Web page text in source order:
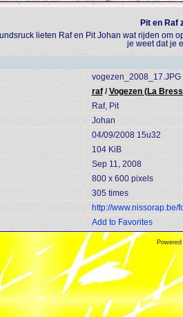
Pit en Raf
lieten Raf en Pit Johan wat rijden om
je weet dat je
vogezen_2008_17.JPG
raf/Vogezen (La
Raf, Pit
Johan
04/09/2008 15u32
104 KiB
Sep 11, 2008
800 x 600 pixels
305 times
http://
Add to Favorites